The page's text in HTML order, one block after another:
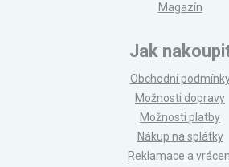
Magazín
Jak
Obchodní
Možnosti dopravy
Možnosti platby
Nákup na splátky
Reklamace a